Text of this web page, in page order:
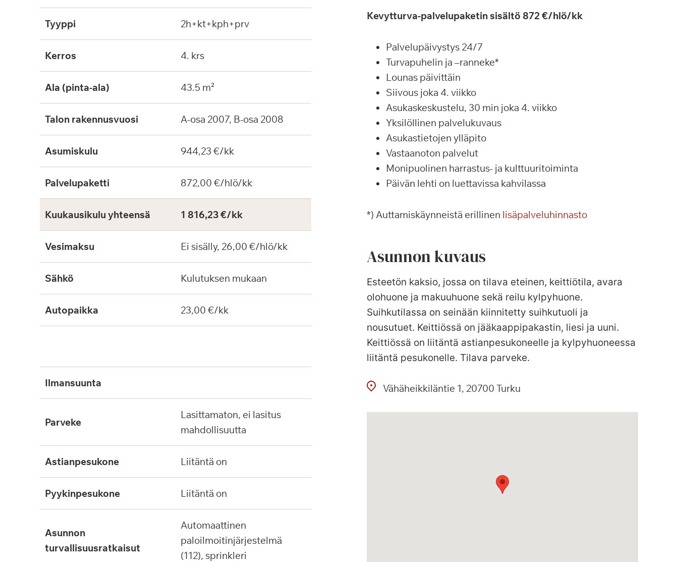
Tyyppi 2h+kt+kph+prv
Kerros 4. krs
Ala (pinta-ala) 43.5 m²
Talon rakennusvuosi A-osa 2007, B-osa 2008
Asumiskulu 944,23 €/kk
Palvelupaketti 872,00 €/hlö/kk
Kuukausikulu yhteensä 1 816,23 €/kk
Vesimaksu Ei sisälly, 26,00 €/hlö/kk
Sähkö Kulutuksen mukaan
Autopaikka 23,00 €/kk
ilmansuunta
parveke
lasittamaton, ei lasitus
mahdollisuutta
astianpesukone liitäntä on
pyykinpesukone liitäntä on
asunnon
turvallisuusratkaisut
automaattinen
paloilmoitinjärjestelmä
(112), sprinkleri
Kevytturva-palvelupaketin sisältö 872 €/hlö/kk
Palvelupäivystys 24/7
Turvapuhelin ja –ranneke*
Lounas päivittäin
Siivous joka 4. viikko
Asukaskeskustelu, 30 min joka 4. viikko
Yksilöllinen palvelukuvaus
Asukastietojen ylläpito
Vastaanoton palvelut
Monipuolinen harrastus- ja kulttuuritoiminta
Päivän lehti on luettavissa kahvilassa
*) Auttamiskäynneistä erillinen lisäpalveluhinnasto
Asunnon kuvaus
Esteetön kaksio, jossa on tilava eteinen, keittiötila, avara
olohuone ja makuuhuone sekä reilu kylpyhuone.
Suihkutilassa on seinään kiinnitetty suihkutuoli ja
nousutuet. Keittiössä on jääkaappipakastin, liesi ja uuni.
Keittiössä on liitäntä astianpesukoneelle ja kylpyhuoneessa
liitäntä pesukonelle. Tilava parveke.
Vähäheikkiläntie 1 20700 Turku